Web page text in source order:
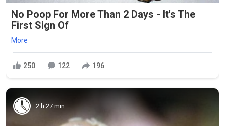
No Poop For More Than 2 Days - It's The
First Sign Of
More
250 122 196
2 h 27 min